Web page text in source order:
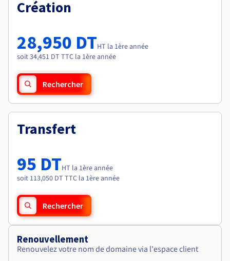
Tarifs
Roadmap & Changelog
Roadmap & Changelog
Création
28,950 DTHT la 1ère année
soit 34,451 DT TTC la 1ère année
Rechercher
Transfert
95 DTHT la 1ère année
soit 113,050 DT TTC la 1ère année
Rechercher
Renouvellement
Renouvelez votre nom de domaine via l'espace client